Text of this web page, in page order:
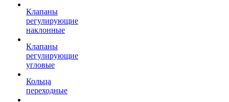
Клапаны
регулирующие
наклонные
Клапаны
регулирующие
угловые
Кольца
переходные